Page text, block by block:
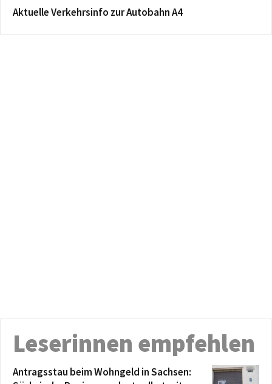
Aktuelle Verkehrsinfo zur Autobahn A4
Leserinnen empfehlen
Antragsstau beim Wohngeld in Sachsen: